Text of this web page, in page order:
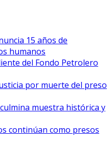
15 años de
humanos
del Fondo Petrolero
por muerte del preso
muestra histórica y
continúan como presos